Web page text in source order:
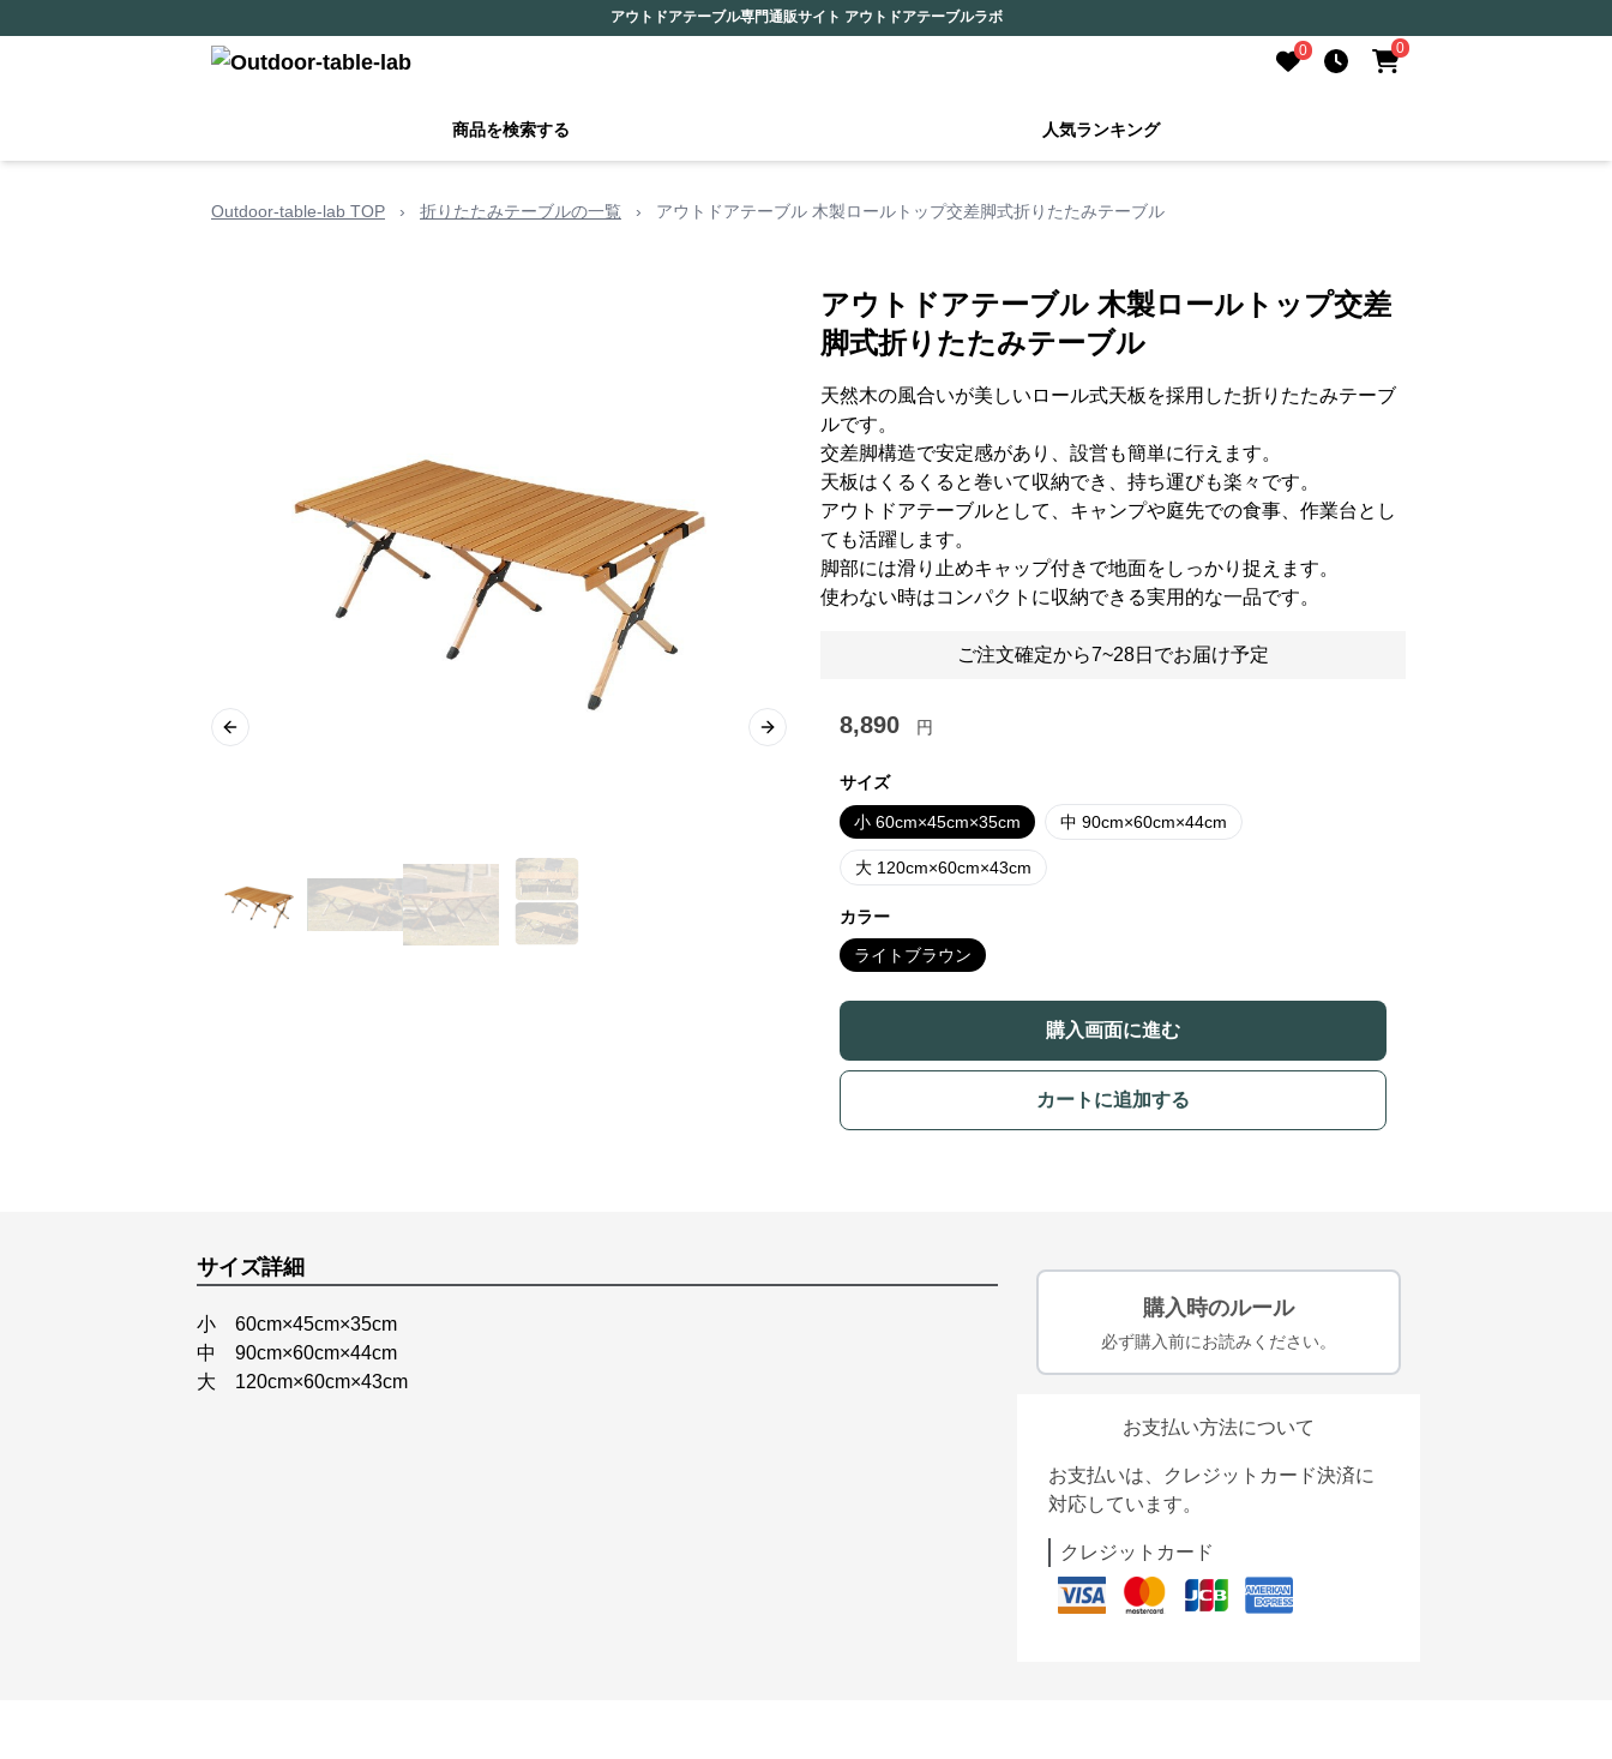
アウトドアテーブル専門通販サイト アウトドアテーブルラボ
0
0
商品を検索する 人気ランキング
Outdoor-table-lab TOP › 折りたたみテーブルの一覧 › アウトドアテーブル 木製ロールトップ交差脚式折りたたみテーブル
Previous slide Next slide
アウトドアテーブル 木製ロールトップ交差
脚式折りたたみテーブル
天然木の風合いが美しいロール式天板を採用した折りたたみテーブ
ルです。
交差脚構造で安定感があり、設営も簡単に行えます。
天板はくるくると巻いて収納でき、持ち運びも楽々です。
アウトドアテーブルとして、キャンプや庭先での食事、作業台とし
ても活躍します。
脚部には滑り止めキャップ付きで地面をしっかり捉えます。
使わない時はコンパクトに収納できる実用的な一品です。
ご注文確定から7~28日でお届け予定
8,890 円
サイズ
小 60cm×45cm×35cm 中 90cm×60cm×44cm
大 120cm×60cm×43cm
カラー
ライトブラウン
購入画面に進む
カートに追加する
サイズ詳細
小 60cm×45cm×35cm
中 90cm×60cm×44cm
大 120cm×60cm×43cm
購入時のルール
必ず購入前にお読みください。
お支払い方法について
お支払いは、クレジットカード決済に
対応しています。
クレジットカード